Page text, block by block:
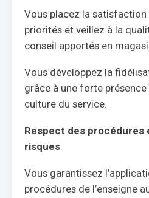
Vous placez la
priorités et veillez à la
conseil apportés en
Vous développez la
grâce à une forte
culture du service.
Respect des procédures
risques
Vous garantissez
procédures de l’enseigne